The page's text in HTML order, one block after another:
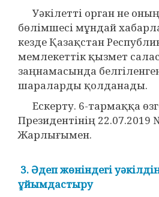
Уәкілетті орган не
бөлімшесі мұндай
кезде Қазақстан
мемлекеттік қызмет
заңнамасында
шараларды қолданады.
Ескерту. 6-тармаққа
Президентінің 22.07.2019
Жарлығымен.
3. Әдеп жөніндегі
ұйымдастыру